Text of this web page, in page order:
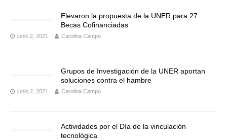
Elevaron la propuesta de la UNER para 27
Becas Cofinanciadas
junio 2, 2021 Carolina Campo
Grupos de Investigación de la UNER aportan
soluciones contra el hambre
junio 2, 2021 Carolina Campo
Actividades por el Día de la vinculación
tecnológica